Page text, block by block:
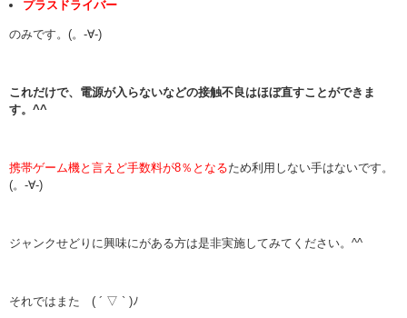
プラスドライバー
のみです。(。-∀-)
これだけで、電源が入らないなどの接触不良はほぼ直すことができま
す。^^
携帯ゲーム機と言えど手数料が8％となるため利用しない手はないです。
(。-∀-)
ジャンクせどりに興味にがある方は是非実施してみてください。^^
それではまた ( ´ ▽ ` )ﾉ